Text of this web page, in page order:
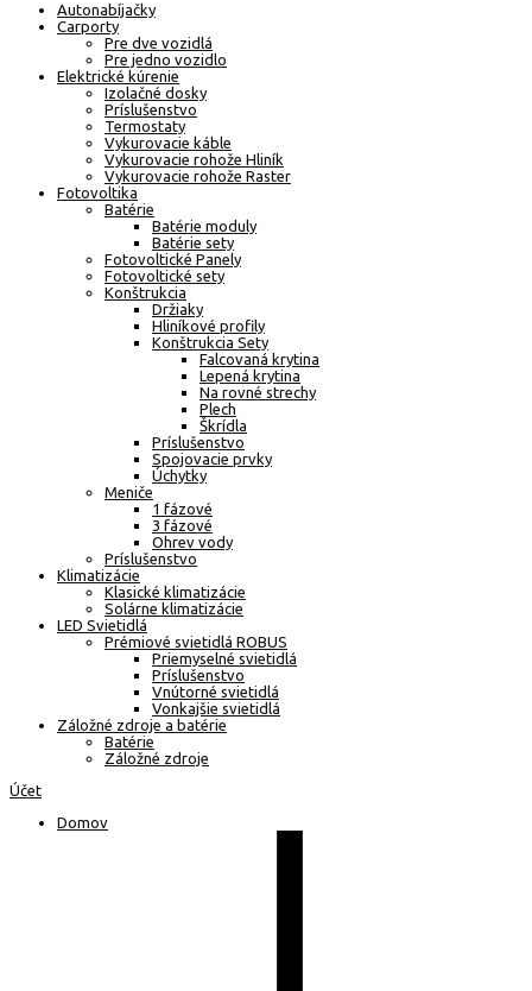
Autonabíjačky
Carporty
Pre dve vozidlá
Pre jedno vozidlo
Elektrické kúrenie
Izolačné dosky
Príslušenstvo
Termostaty
Vykurovacie káble
Vykurovacie rohože Hliník
Vykurovacie rohože Raster
Fotovoltika
Batérie
Batérie moduly
Batérie sety
Fotovoltické Panely
Fotovoltické sety
Konštrukcia
Držiaky
Hliníkové profily
Konštrukcia Sety
Falcovaná krytina
Lepená krytina
Na rovné strechy
Plech
Škrídla
Príslušenstvo
Spojovacie prvky
Úchytky
Meniče
1 fázové
3 fázové
Ohrev vody
Príslušenstvo
Klimatizácie
Klasické klimatizácie
Solárne klimatizácie
LED Svietidlá
Prémiové svietidlá ROBUS
Priemyselné svietidlá
Príslušenstvo
Vnútorné svietidlá
Vonkajšie svietidlá
Záložné zdroje a batérie
Batérie
Záložné zdroje
Účet
Domov